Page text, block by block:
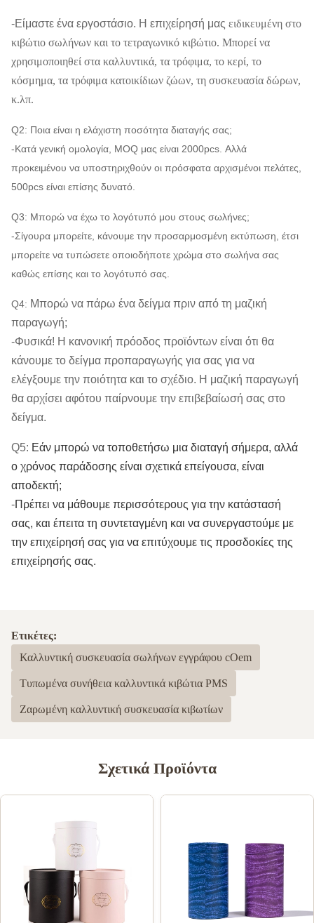
-Είμαστε ένα εργοστάσιο. Η επιχείρησή μας ειδικευμένη στο
κιβώτιο σωλήνων και το τετραγωνικό κιβώτιο. Μπορεί να
χρησιμοποιηθεί στα καλλυντικά, τα τρόφιμα, το κερί, το
κόσμημα, τα τρόφιμα κατοικίδιων ζώων, τη συσκευασία δώρων,
κ.λπ.
Q2: Ποια είναι η ελάχιστη ποσότητα διαταγής σας;
-Κατά γενική ομολογία, MOQ μας είναι 2000pcs. Αλλά
προκειμένου να υποστηριχθούν οι πρόσφατα αρχισμένοι πελάτες,
500pcs είναι επίσης δυνατό.
Q3: Μπορώ να έχω το λογότυπό μου στους σωλήνες;
-Σίγουρα μπορείτε, κάνουμε την προσαρμοσμένη εκτύπωση, έτσι
μπορείτε να τυπώσετε οποιοδήποτε χρώμα στο σωλήνα σας
καθώς επίσης και το λογότυπό σας.
Q4: Μπορώ να πάρω ένα δείγμα πριν από τη μαζική
παραγωγή;
-Φυσικά! Η κανονική πρόοδος προϊόντων είναι ότι θα
κάνουμε το δείγμα προπαραγωγής για σας για να
ελέγξουμε την ποιότητα και το σχέδιο. Η μαζική παραγωγή
θα αρχίσει αφότου παίρνουμε την επιβεβαίωσή σας στο
δείγμα.
Q5: Εάν μπορώ να τοποθετήσω μια διαταγή σήμερα, αλλά
ο χρόνος παράδοσης είναι σχετικά επείγουσα, είναι
αποδεκτή;
-Πρέπει να μάθουμε περισσότερους για την κατάστασή
σας, και έπειτα τη συντεταγμένη και να συνεργαστούμε με
την επιχείρησή σας για να επιτύχουμε τις προσδοκίες της
επιχείρησής σας.
Ετικέτες:
Καλλυντική συσκευασία σωλήνων εγγράφου cOem
Τυπωμένα συνήθεια καλλυντικά κιβώτια PMS
Ζαρωμένη καλλυντική συσκευασία κιβωτίων
Σχετικά Προϊόντα